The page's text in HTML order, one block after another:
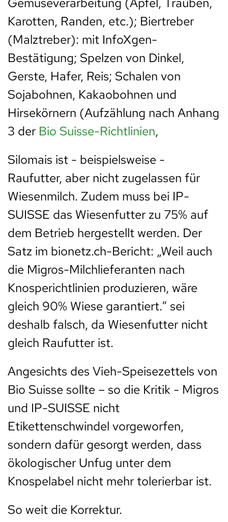
Karotten, Randen, etc.); Biertreber
(Malztreber): mit InfoXgen-
Bestätigung; Spelzen von Dinkel,
Gerste, Hafer, Reis; Schalen von
Sojabohnen, Kakaobohnen und
Hirsekörnern (Aufzählung nach Anhang
3 der Bio Suisse-Richtlinien,
Silomais ist - beispielsweise -
Raufutter, aber nicht zugelassen für
Wiesenmilch. Zudem muss bei IP-
SUISSE das Wiesenfutter zu 75% auf
dem Betrieb hergestellt werden. Der
Satz im bionetz.ch-Bericht: „Weil auch
die Migros-Milchlieferanten nach
Knosperichtlinien produzieren, wäre
gleich 90% Wiese garantiert.“ sei
deshalb falsch, da Wiesenfutter nicht
gleich Raufutter ist.
Angesichts des Vieh-Speisezettels von
Bio Suisse sollte – so die Kritik - Migros
und IP-SUISSE nicht
Etikettenschwindel vorgeworfen,
sondern dafür gesorgt werden, dass
ökologischer Unfug unter dem
Knospelabel nicht mehr tolerierbar ist.
So weit die Korrektur.